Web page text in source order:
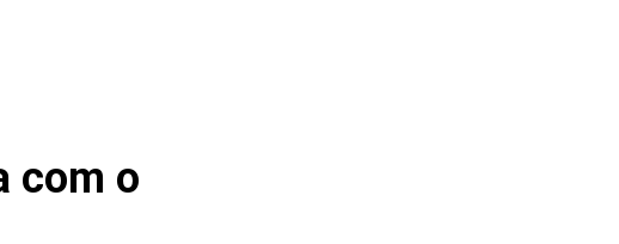
com o